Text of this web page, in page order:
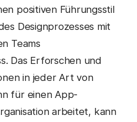
positiven Führungsstil
Designprozesses mit
Teams
Das Erforschen und
in jeder Art von
für einen App-
arbeitet, kann